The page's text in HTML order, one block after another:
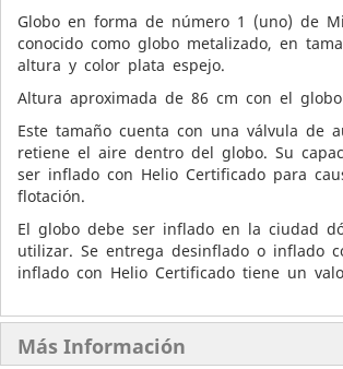
Globo en forma de número 1 (uno) de
conocido como globo metalizado, en
altura y color plata espejo.
Altura aproximada de 86 cm con el globo
Este tamaño cuenta con una válvula de
retiene el aire dentro del globo. Su
ser inflado con Helio Certificado para
flotación.
El globo debe ser inflado en la ciudad
utilizar. Se entrega desinflado o inflado
inflado con Helio Certificado tiene un
Más Información